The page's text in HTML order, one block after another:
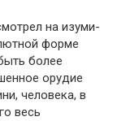
на изуми­
форме
более
орудие
человека, в
весь